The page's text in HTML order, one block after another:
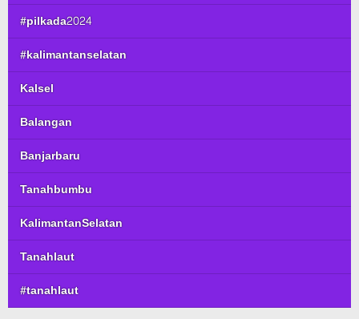
#pilkada2024
#kalimantanselatan
Kalsel
Balangan
Banjarbaru
Tanahbumbu
KalimantanSelatan
Tanahlaut
#tanahlaut